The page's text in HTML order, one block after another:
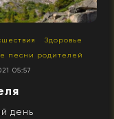
Здоровье
песни родителей
05:57
день